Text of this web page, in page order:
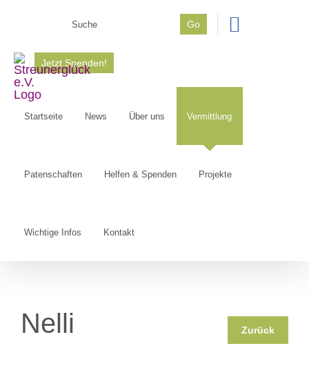
nach:
Go
Jetzt Spenden!
Startseite News Über uns Vermittlung
Patenschaften Helfen & Spenden Projekte
Wichtige Infos Kontakt
Nelli Zurück